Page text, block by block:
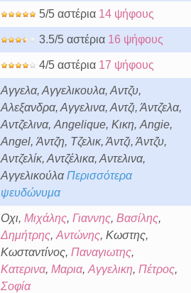
5/5 αστέρια 14 ψήφους
3.5/5 αστέρια 16 ψήφους
4/5 αστέρια 17 ψήφους
Αγγελα, Αγγελικουλα, Αντζυ,
Αλεξανδρα, Αγγελινα, Αντζι, Άντζελα,
Αντζελινα, Angelique, Κικη, Angie,
Angel, Άντζη, Τζελικ, Άντζι, Άντζυ,
Αντζελίκ, Αντζέλικα, Αντελινα,
ΑγγελικούλαΠερισσότερα
ψευδώνυμα
Οχι, Μιχάλης, Γιαννης, Βασίλης,
Δημήτρης, Αντώνης, Κωστης,
Κωσταντίνος, Παναγιωτης,
Κατερινα, Μαρια, Αγγελικη, Πέτρος,
Σοφία